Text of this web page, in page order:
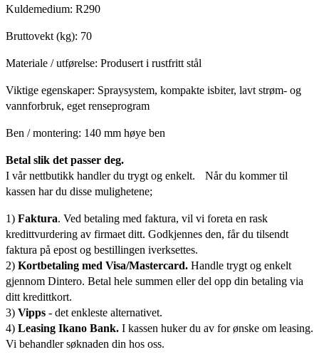
Kuldemedium: R290
Bruttovekt (kg): 70
Materiale / utførelse: Produsert i rustfritt stål
Viktige egenskaper: Spraysystem, kompakte isbiter, lavt strøm- og
vannforbruk, eget renseprogram
Ben / montering: 140 mm høye ben
Betal slik det passer deg.
I vår nettbutikk handler du trygt og enkelt. Når du kommer til
kassen har du disse mulighetene;
1) Faktura. Ved betaling med faktura, vil vi foreta en rask
kredittvurdering av firmaet ditt. Godkjennes den, får du tilsendt
faktura på epost og bestillingen iverksettes.
2) Kortbetaling med Visa/Mastercard. Handle trygt og enkelt
gjennom Dintero. Betal hele summen eller del opp din betaling via
ditt kredittkort.
3) Vipps - det enkleste alternativet.
4) Leasing Ikano Bank. I kassen huker du av for ønske om leasing.
Vi behandler søknaden din hos oss.